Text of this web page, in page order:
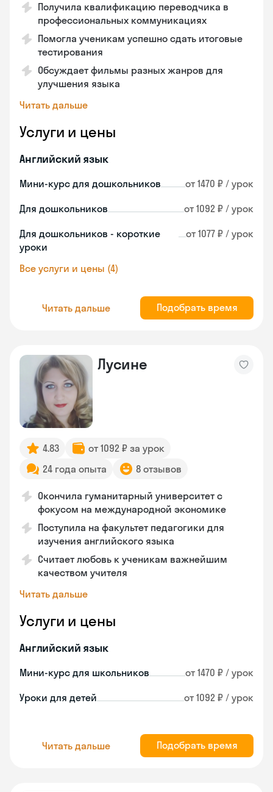
Получила квалификацию переводчика в
профессиональных коммуникациях
Помогла ученикам успешно сдать итоговые
тестирования
Обсуждает фильмы разных жанров для
улучшения языка
Читать дальше
Услуги и цены
Английский язык
Мини-курс для дошкольников от 1470 ₽ / урок
Для дошкольников от 1092 ₽ / урок
Для дошкольников - короткие
уроки
от 1077 ₽ / урок
Все услуги и цены (4)
Читать дальше Подобрать время
Лусине
4.83
от 1092 ₽ за урок
24 года опыта
8 отзывов
Окончила гуманитарный университет с
фокусом на международной экономике
Поступила на факультет педагогики для
изучения английского языка
Считает любовь к ученикам важнейшим
качеством учителя
Читать дальше
Услуги и цены
Английский язык
Мини-курс для школьников от 1470 ₽ / урок
Уроки для детей от 1092 ₽ / урок
Читать дальше Подобрать время